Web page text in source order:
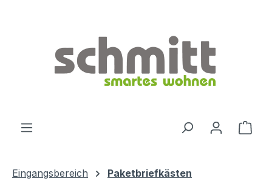
Eingangsbereich Paketbriefkästen